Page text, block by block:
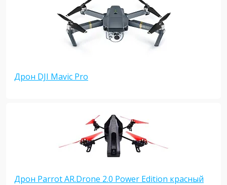
Дрон DJI Mavic Pro
Дрон Parrot AR.Drone 2.0 Power Edition красный